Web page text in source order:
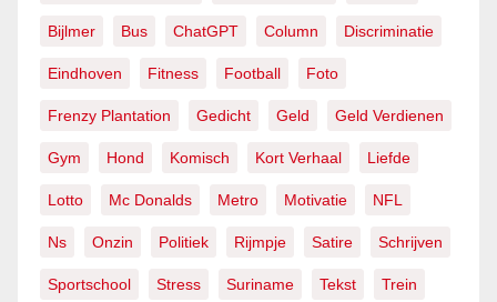
Bijlmer Bus ChatGPT Column Discriminatie
Eindhoven Fitness Football Foto
Frenzy Plantation Gedicht Geld Geld Verdienen
Gym Hond Komisch Kort Verhaal Liefde
Lotto Mc Donalds Metro Motivatie NFL
Ns Onzin Politiek Rijmpje Satire Schrijven
Sportschool Stress Suriname Tekst Trein